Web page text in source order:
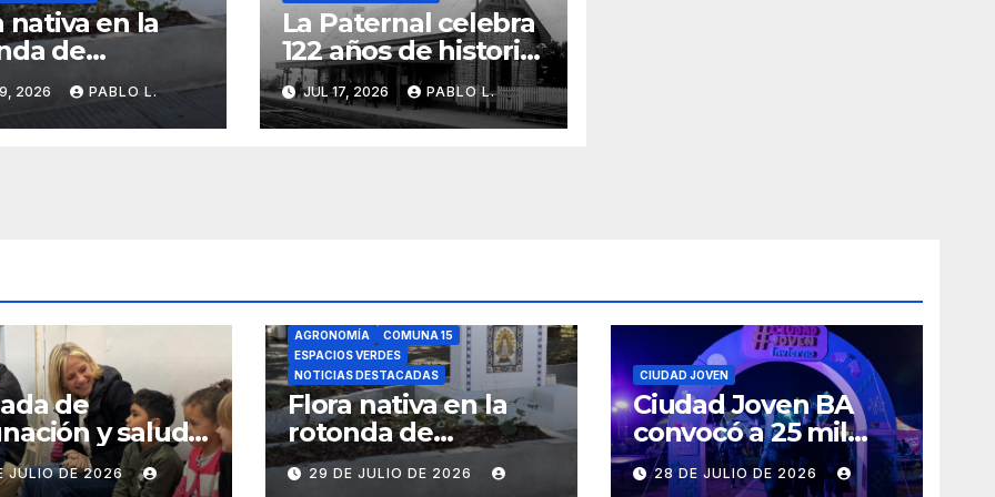
nativa en la
de
2026 PABLO L.
La Paternal celebra
122 años de historia,
identidad y
memoria barrial
JUL 17, 2026 PABLO L.
de
y salud
para chicos
JULIO DE 2026
AGRONOMÍA
COMUNA 15
ESPACIOS VERDES
NOTICIAS DESTACADAS
Flora nativa en la
rotonda de
Agronomía
29 DE JULIO DE 2026
CIUDAD JOVEN
Ciudad Joven BA
convocó a 25 mil
personas
28 DE JULIO DE 2026